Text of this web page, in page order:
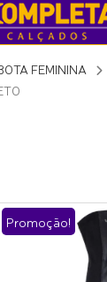
FEMININA
Promoção!